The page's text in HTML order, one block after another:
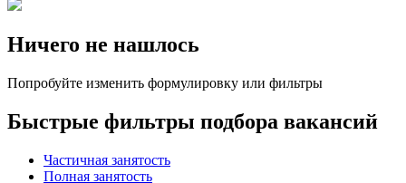
Ничего не нашлось
Попробуйте изменить формулировку или фильтры
Быстрые фильтры подбора вакансий
Частичная занятость
Полная занятость